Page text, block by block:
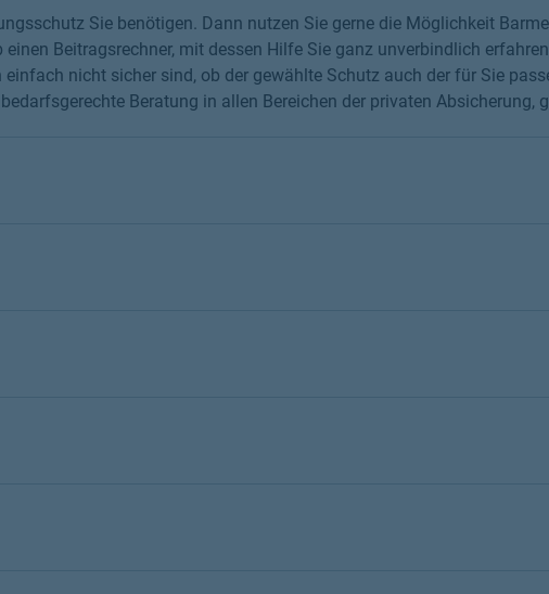
Sie benötigen. Dann nutzen Sie gerne die Möglichkeit
Beitragsrechner, mit dessen Hilfe Sie ganz unverbindlich
nicht sicher sind, ob der gewählte Schutz auch der für Sie
Beratung in allen Bereichen der privaten Absicherung,